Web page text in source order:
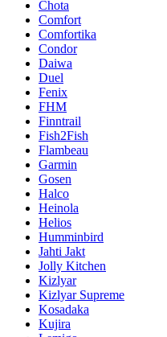
Chota
Comfort
Comfortika
Condor
Daiwa
Duel
Fenix
FHM
Finntrail
Fish2Fish
Flambeau
Garmin
Gosen
Halco
Heinola
Helios
Humminbird
Jahti Jakt
Jolly Kitchen
Kizlyar
Kizlyar Supreme
Kosadaka
Kujira